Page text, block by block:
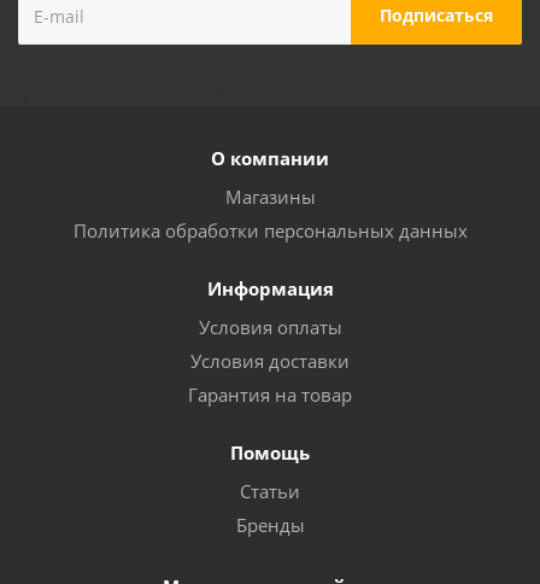
О компании
Магазины
Политика обработки персональных данных
Информация
Условия оплаты
Условия доставки
Гарантия на товар
Помощь
Статьи
Бренды